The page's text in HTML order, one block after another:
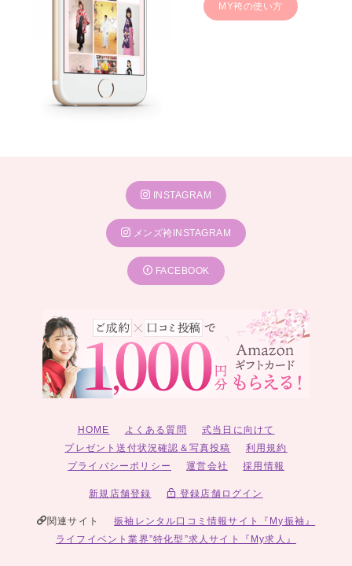
MY袴の使い方
INSTAGRAM
メンズ袴INSTAGRAM
FACEBOOK
HOME よくある質問
式当日に向けて
プレゼント送付状況確認＆写真投稿
利用規約
プライバシーポリシー
運営会社 採用情報
新規店舗登録 登録店舗ログイン
関連サイト
振袖レンタル口コミ情報サイト『My振袖』
ライフイベント業界”特化型”求人サイト『My求人』